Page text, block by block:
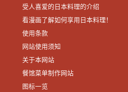
受人喜爱的日本料理的介绍
看漫画了解如何享用日本料理！
使用条款
网站使用须知
关于本网站
餐馆菜单制作网站
图标一览